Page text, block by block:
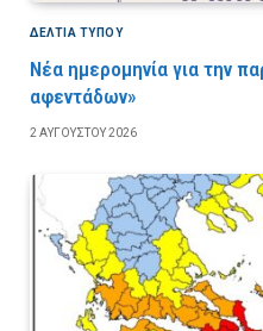
ΔΕΛΤΙΑ ΤΥΠΟΥ
Νέα ημερομηνία για την
αφεντάδων»
2 ΑΥΓΟΎΣΤΟΥ 2026